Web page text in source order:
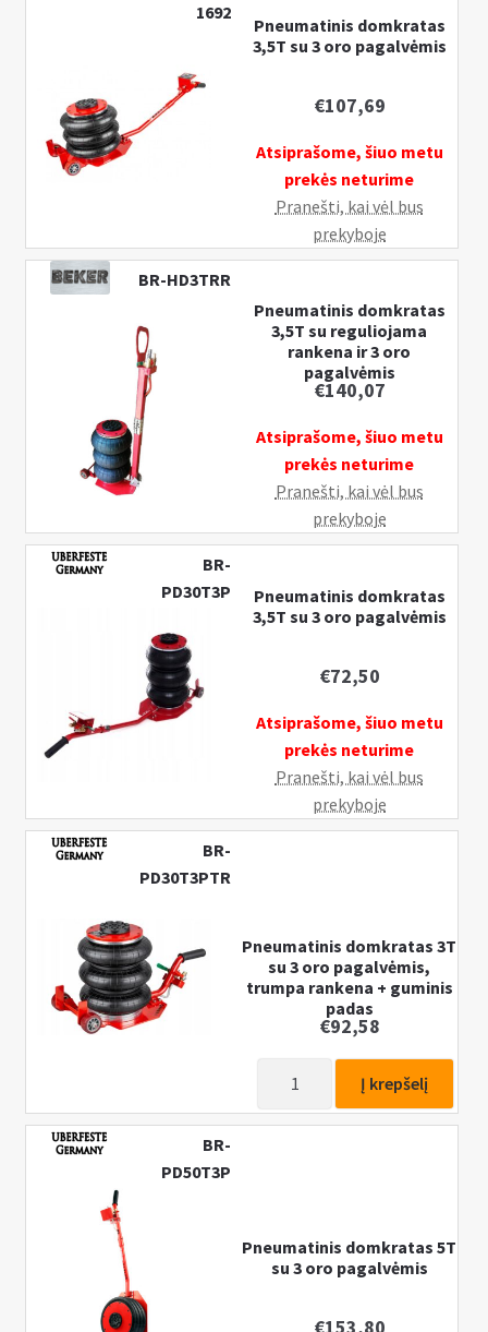
1692
Pneumatinis domkratas
3,5T su 3 oro pagalvėmis
€107,69
Atsiprašome, šiuo metu
prekės neturime
Pranešti, kai vėl bus
prekyboje
BR-HD3TRR
Pneumatinis domkratas
3,5T su reguliojama
rankena ir 3 oro
pagalvėmis
€140,07
Atsiprašome, šiuo metu
prekės neturime
Pranešti, kai vėl bus
prekyboje
BR-
PD30T3P
Pneumatinis domkratas
3,5T su 3 oro pagalvėmis
€72,50
Atsiprašome, šiuo metu
prekės neturime
Pranešti, kai vėl bus
prekyboje
BR-
PD30T3PTR
Pneumatinis domkratas 3T
su 3 oro pagalvėmis,
trumpa rankena + guminis
padas
€92,58
Pneumatinis
oro
Į krepšelį
BR-
PD50T3P
Pneumatinis domkratas 5T
su 3 oro pagalvėmis